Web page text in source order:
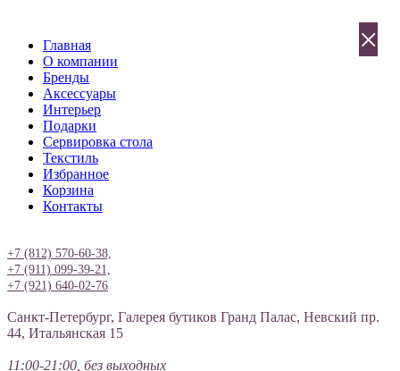
Главная
О компании
Бренды
Аксессуары
Интерьер
Подарки
Сервировка стола
Текстиль
Избранное
Корзина
Контакты
+7 (812) 570-60-38,
+7 (911) 099-39-21,
+7 (921) 640-02-76
Санкт-Петербург, Галерея бутиков Гранд Палас, Невский пр.
44, Итальянская 15
11:00-21:00, без выходных
×